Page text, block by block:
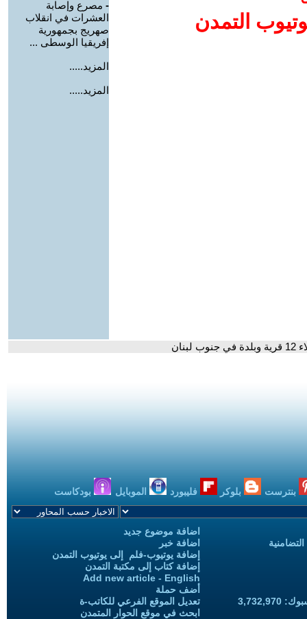
التمدن
- مصرع وإصابة
العشرات في انقلاب
صهريج بجمهورية
إفريقيا الوسطى ...
المزيد.....
المزيد.....
بنترست بلوكر فليبورد الموبايل بودكاست
اضافة موضوع جديد
اضافة خبر
إضافة يوتيوب-فلم إلى يوتيوب التمدن
إضافة كتاب إلى مكتبة التمدن
Add new article - English
أضف حملة
تعديل الموقع الفرعي للكاتب-ة
ابحث في موقع الحوار المتمدن